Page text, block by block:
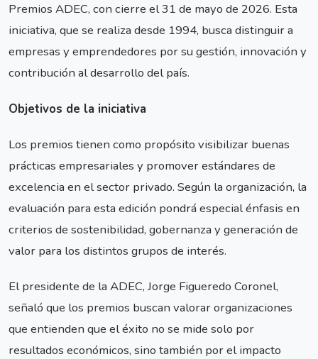
Premios ADEC, con cierre el 31 de mayo de 2026. Esta
iniciativa, que se realiza desde 1994, busca distinguir a
empresas y emprendedores por su gestión, innovación y
contribución al desarrollo del país.
Objetivos de la iniciativa
Los premios tienen como propósito visibilizar buenas
prácticas empresariales y promover estándares de
excelencia en el sector privado. Según la organización, la
evaluación para esta edición pondrá especial énfasis en
criterios de sostenibilidad, gobernanza y generación de
valor para los distintos grupos de interés.
El presidente de la ADEC, Jorge Figueredo Coronel,
señaló que los premios buscan valorar organizaciones
que entienden que el éxito no se mide solo por
resultados económicos, sino también por el impacto